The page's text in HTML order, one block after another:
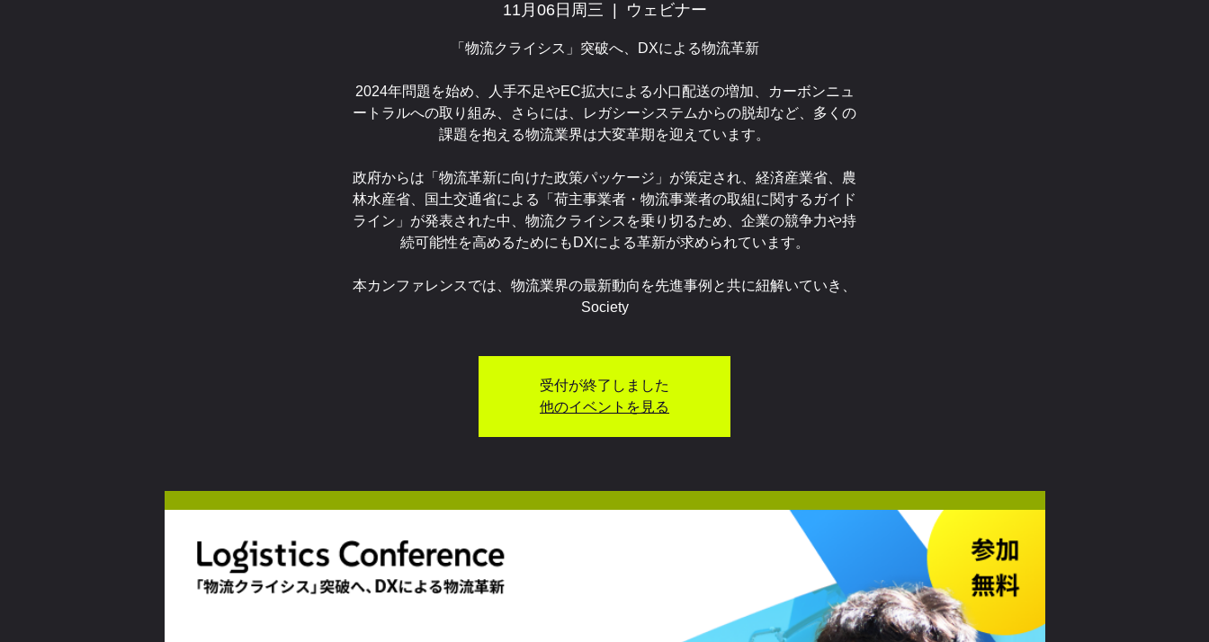
11月06日周三 ウェビナー
「物流クライシス」突破へ、DXによる物流革新
2024年問題を始め、人手不足やEC拡大による小口配送の増加、カーボンニュ
ートラルへの取り組み、さらには、レガシーシステムからの脱却など、多くの
課題を抱える物流業界は大変革期を迎えています。
政府からは「物流革新に向けた政策パッケージ」が策定され、経済産業省、農
林水産省、国土交通省による「荷主事業者・物流事業者の取組に関するガイド
ライン」が発表された中、物流クライシスを乗り切るため、企業の競争力や持
続可能性を高めるためにもDXによる革新が求められています。
本カンファレンスでは、物流業界の最新動向を先進事例と共に紐解いていき、
Society
受付が終了しました
他のイベントを見る